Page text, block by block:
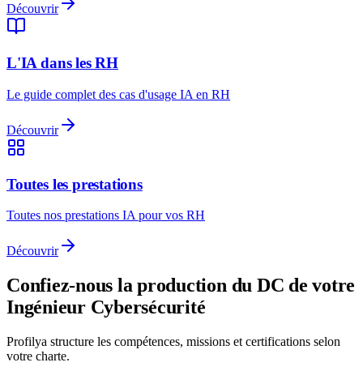
Découvrir
L'IA dans les RH
Le guide complet des cas d'usage IA en RH
Découvrir
Toutes les prestations
Toutes nos prestations IA pour vos RH
Découvrir
Confiez-nous la production du DC de votre
Ingénieur Cybersécurité
Profilya structure les compétences, missions et certifications selon
votre charte.